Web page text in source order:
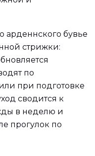
арденнского бувье
стрижки:
по
при подготовке
сводится к
в неделю и
прогулок по